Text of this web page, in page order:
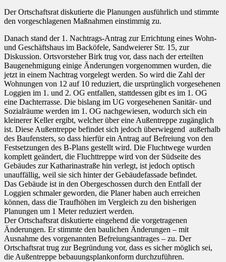
Der Ortschaftsrat diskutierte die Planungen ausführlich und stimmte
den vorgeschlagenen Maßnahmen einstimmig zu.
Danach stand der 1. Nachtrags-Antrag zur Errichtung eines Wohn-
und Geschäftshaus im Backöfele, Sandweierer Str. 15, zur
Diskussion. Ortsvorsteher Birk trug vor, dass nach der erteilten
Baugenehmigung einige Änderungen vorgenommen wurden, die
jetzt in einem Nachtrag vorgelegt werden. So wird die Zahl der
Wohnungen von 12 auf 10 reduziert, die ursprünglich vorgesehenen
Loggien im 1. und 2. OG entfallen, stattdessen gibt es im 1. OG
eine Dachterrasse. Die bislang im UG vorgesehenen Sanitär- und
Sozialräume werden im 1. OG nachgewiesen, wodurch sich ein
kleinerer Keller ergibt, welcher über eine Außentreppe zugänglich
ist. Diese Außentreppe befindet sich jedoch überwiegend außerhalb
des Baufensters, so dass hierfür ein Antrag auf Befreiung von den
Festsetzungen des B-Plans gestellt wird. Die Fluchtwege wurden
komplett geändert, die Fluchttreppe wird von der Südseite des
Gebäudes zur Katharinastraße hin verlegt, ist jedoch optisch
unauffällig, weil sie sich hinter der Gebäudefassade befindet.
Das Gebäude ist in den Obergeschossen durch den Entfall der
Loggien schmaler geworden, die Planer haben auch erreichen
können, dass die Traufhöhen im Vergleich zu den bisherigen
Planungen um 1 Meter reduziert werden.
Der Ortschaftsrat diskutierte eingehend die vorgetragenen
Änderungen. Er stimmte den baulichen Änderungen – mit
Ausnahme des vorgenannten Befreiungsantrages – zu. Der
Ortschaftsrat trug zur Begründung vor, dass es sicher möglich sei,
die Außentreppe bebauungsplankonform durchzuführen.